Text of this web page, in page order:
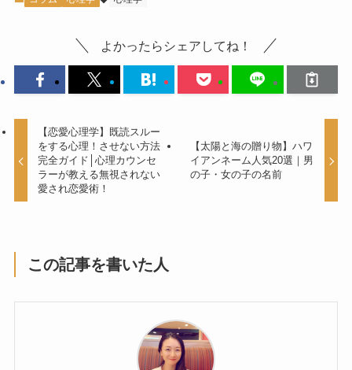
よかったらシェアしてね！
【恋愛心理学】既読スルー
をする心理！させない方法
完全ガイド│心理カウンセ
ラーが教える無視されない
愛され恋愛術！
【太陽と海の贈り物】ハワ
イアンネーム人気20選｜男
の子・女の子の名前
この記事を書いた人